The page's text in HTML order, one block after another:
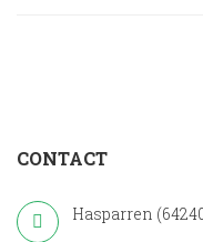
CONTACT
Hasparren